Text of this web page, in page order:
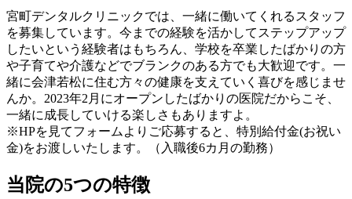
宮町デンタルクリニックでは、一緒に働いてくれるスタッフ
を募集しています。今までの経験を活かしてステップアップ
したいという経験者はもちろん、学校を卒業したばかりの方
や子育てや介護などでブランクのある方でも大歓迎です。一
緒に会津若松に住む方々の健康を支えていく喜びを感じませ
んか。2023年2月にオープンしたばかりの医院だからこそ、
一緒に成長していける楽しさもありますよ。
※HPを見てフォームよりご応募すると、特別給付金(お祝い
金)をお渡しいたします。（入職後6カ月の勤務）
当院の5つの特徴